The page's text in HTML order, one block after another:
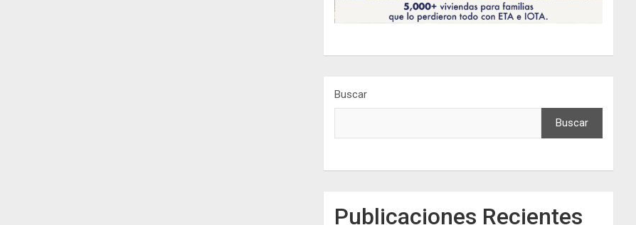
Buscar
Buscar
Publicaciones Recientes